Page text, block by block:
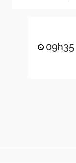
09h35